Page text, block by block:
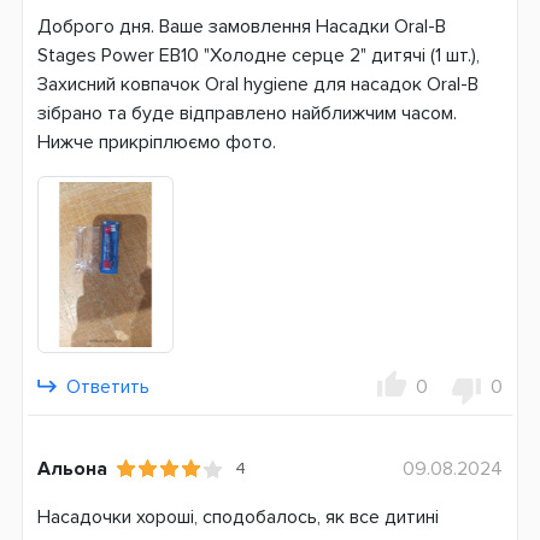
Страна производитель
Германия
Доброго дня. Ваше замовлення Насадки Oral-B
Stages Power EB10 "Холодне серце 2" дитячі (1 шт.),
Захисний ковпачок Oral hygiene для насадок Oral-B
зібрано та буде відправлено найближчим часом.
Нижче прикріплюємо фото.
Ответить 0 0
Альона 4
09.08.2024
Насадочки хороші, сподобалось, як все дитині